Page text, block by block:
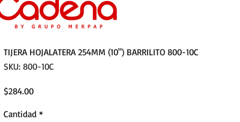
TIJERA HOJALATERA 254MM (10") BARRILITO 800-10C
SKU: 800-10C
$284.00Precio
Cantidad *